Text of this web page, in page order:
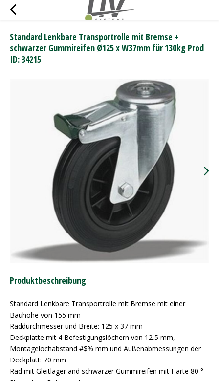
Standard Lenkbare Transportrolle mit Bremse +
schwarzer Gummireifen Ø125 x W37mm für 130kg Prod
ID: 34215
Produktbeschreibung
Standard Lenkbare Transportrolle mit Bremse mit einer
Bauhöhe von 155 mm
Raddurchmesser und Breite: 125 x 37 mm
Deckplatte mit 4 Befestigungslöchern von 12,5 mm,
Montagelochabstand #$% mm und Außenabmessungen der
Deckplatt: 70 mm
Rad mit Gleitlager and schwarzer Gummireifen mit Härte 80 °